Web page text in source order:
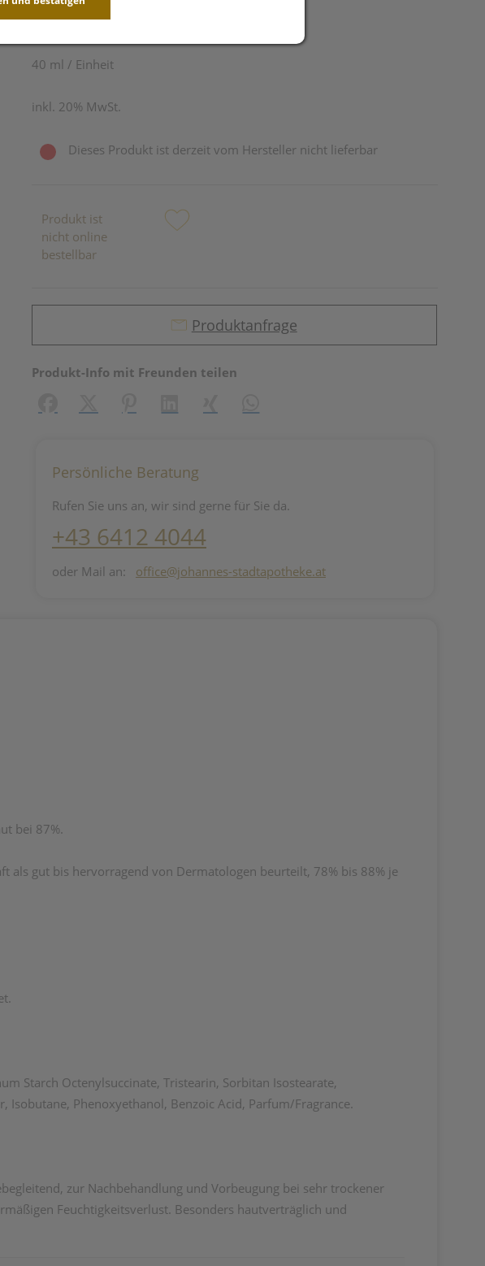
40 ml / Einheit
inkl. 20% MwSt.
Dieses Produkt ist derzeit vom Hersteller nicht lieferbar
Produkt ist
nicht online
bestellbar
Produktanfrage
Produkt-Info mit Freunden teilen
Persönliche Beratung
Rufen Sie uns an, wir sind gerne für Sie da.
+43 6412 4044
oder Mail an: office@johannes-stadtapotheke.at
bei 87%.
gut bis hervorragend von Dermatologen beurteilt, 78% bis 88% je
Starch Octenylsuccinate, Tristearin, Sorbitan Isostearate,
Isobutane, Phenoxyethanol, Benzoic Acid, Parfum/Fragrance.
zur Nachbehandlung und Vorbeugung bei sehr trockener
Feuchtigkeitsverlust. Besonders hautverträglich und